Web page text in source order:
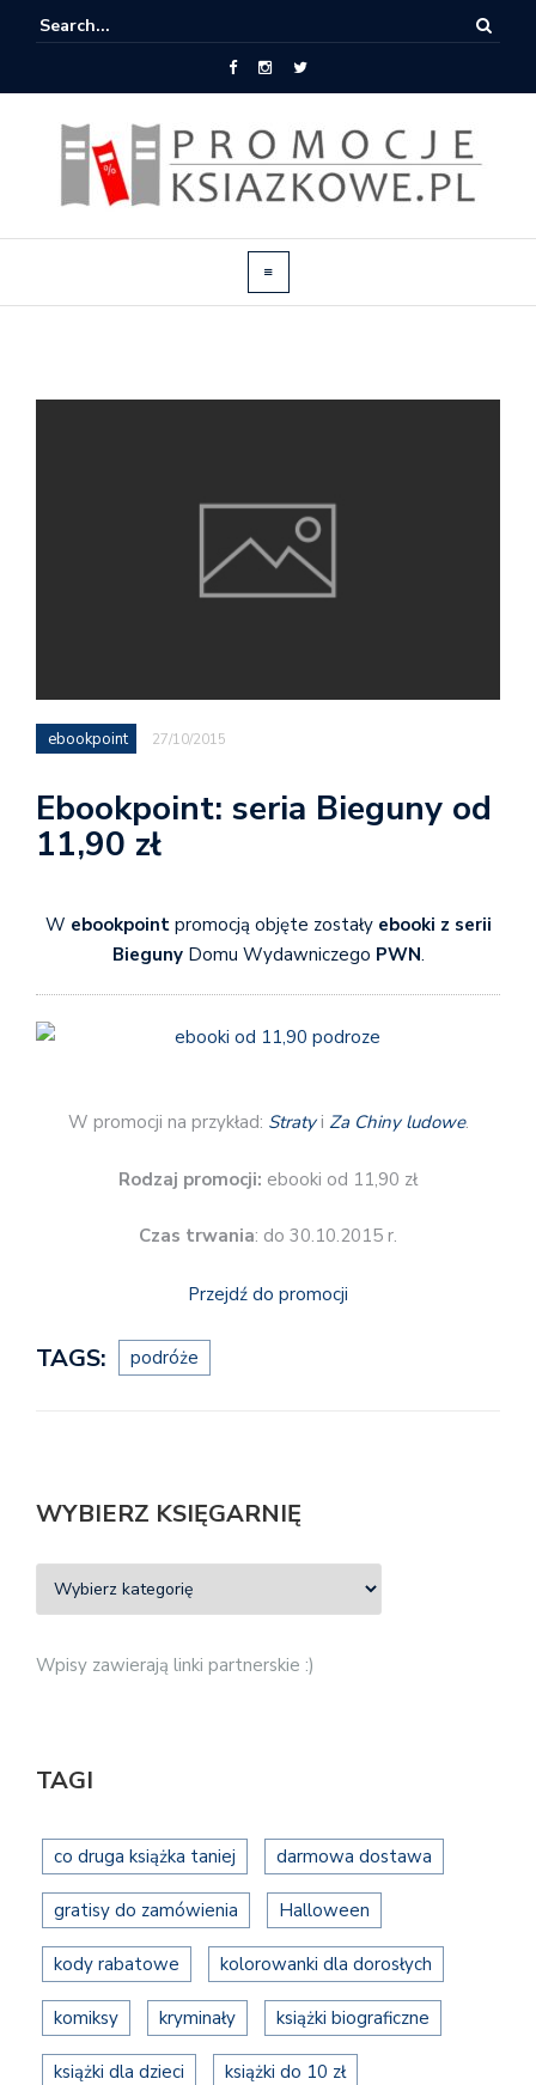
ebookpoint 27/10/2015
Ebookpoint: seria Bieguny od
11,90 zł
W ebookpointpromocją objęte zostały ebooki z serii
BiegunyDomu Wydawniczego PWN.
W promocji na przykład: Stratyi Za Chiny ludowe.
Rodzaj promocji: ebooki od 11,90 zł
Czas trwania: do 30.10.2015 r.
Przejdź do promocji
TAGS: podróże
WYBIERZ KSIĘGARNIĘ
Wpisy zawierają linki partnerskie :)
TAGI
co druga książka taniej darmowa dostawa
gratisy do zamówienia Halloween
kody rabatowe kolorowanki dla dorosłych
komiksy kryminały książki biograficzne
książki dla dzieci książki do 10 zł